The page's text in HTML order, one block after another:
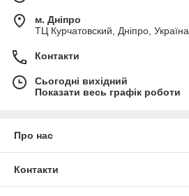
м. Дніпро
ТЦ Курчатовский, Дніпро, Україна
Контакти
Сьогодні вихідний
Показати весь графік роботи
Про нас
Контакти